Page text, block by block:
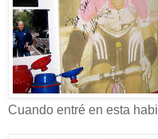
Cuando entré en esta